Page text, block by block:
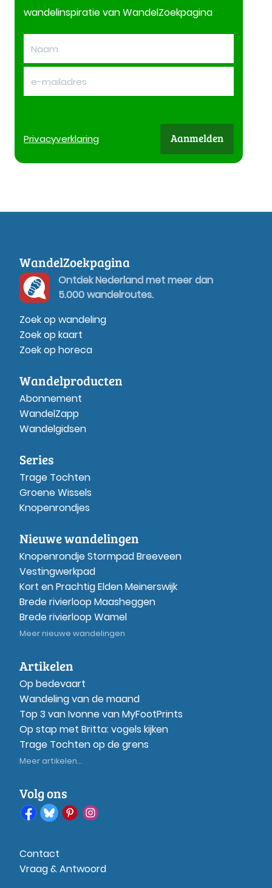
wandelinspiratie van WandelZoekpagina
Privacyverklaring Aanmelden
WandelZoekpagina
Ontdek Nederland met meer dan
5.000 wandelroutes.
Zoek op wandeling
Zoek op kaart
Zoek op horeca
Wandelproducten
Abonnement
WandelZapp
Wandelgidsen
Series
Trage Tochten
Groene Wissels
Knopenrondjes
Nieuwe wandelingen
Knopenrondje Stormpad Breeveen
Vestingwerkpad
Kort en Prachtig Elden Meinerswijk
Brede rivierloop Maasheggen
Brede rivierloop Wamel
Meer nieuwe wandelingen
Artikelen
Op bedevaart
Wandeling van de maand
Top 3 van Ivonne van MyFootPrints
Op stap met Britta: vogels kijken
Trage Tochten op de grens
Meer artikelen...
Volg ons
Contact
Vraag & Antwoord